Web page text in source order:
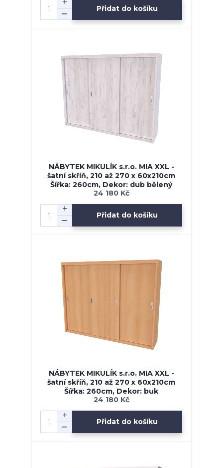
Přidat do košíku
NÁBYTEK MIKULÍK s.r.o. MIA XXL -
šatní skříň, 210 až 270 x 60x210cm
Šířka: 260cm, Dekor: dub bělený
24 180 Kč
Přidat do košíku
NÁBYTEK MIKULÍK s.r.o. MIA XXL -
šatní skříň, 210 až 270 x 60x210cm
Šířka: 260cm, Dekor: buk
24 180 Kč
Přidat do košíku